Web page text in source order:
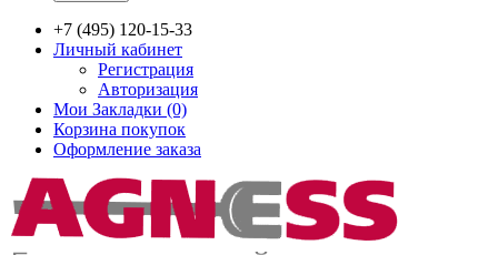
+7 (495) 120-15-33
Личный кабинет
Регистрация
Авторизация
Мои Закладки (0)
Корзина покупок
Оформление заказа